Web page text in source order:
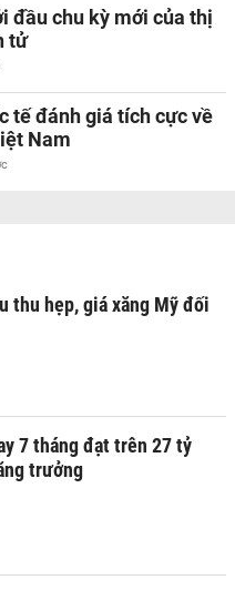
đầu chu kỳ mới của thị
tử
tế đánh giá tích cực về
Nam
thu hẹp, giá xăng Mỹ đối
7 tháng đạt trên 27 tỷ
trưởng